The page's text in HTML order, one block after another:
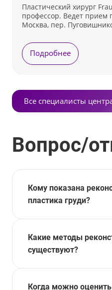
Пластический хирург
профессор. Ведет прием
Москва, пер.
Подробнее
Все специалисты
Вопрос/
Кому показана
пластика груди?
Какие методы
существуют?
Когда можно оценить